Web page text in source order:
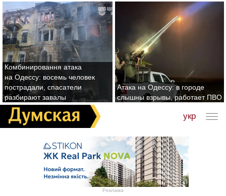
Комбинировання атака
на Одессу: восемь человек
пострадали, спасатели
разбирают завалы
Атака на Одессу: в городе
слышны взрывы, работает ПВО
укр
Реклама